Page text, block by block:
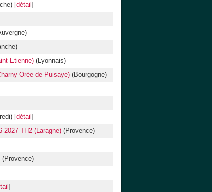
[ détail
Etienne) (Lyonnais)
Orée de Puisaye) (Bourgogne)
[ détail
2027 TH2 (Laragne) (Provence)
(Provence)